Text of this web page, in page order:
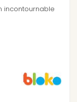
incontournable